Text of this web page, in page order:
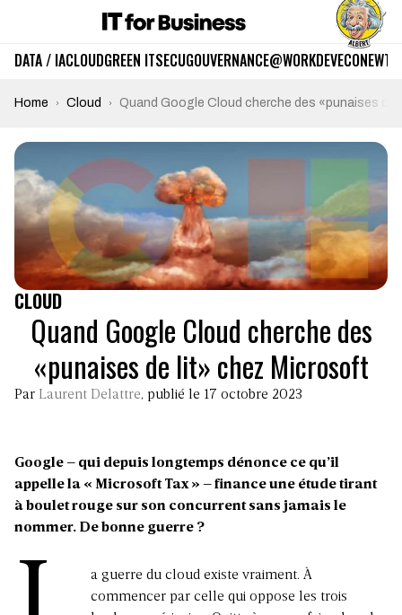
DATA / IACLOUDGREEN ITSECUGOUVERNANCE@WORKDEVECO
Home Cloud Quand Google Cloud cherche des «punaises
CLOUD
Quand Google Cloud cherche des
«punaises de lit» chez Microsoft
Par Laurent Delattre, publié le 17 octobre 2023
Google – qui depuis longtemps dénonce ce qu’il
appelle la « Microsoft Tax » – finance une étude tirant
à boulet rouge sur son concurrent sans jamais le
nommer. De bonne guerre ?
a guerre du cloud existe vraiment. À
commencer par celle qui oppose les trois